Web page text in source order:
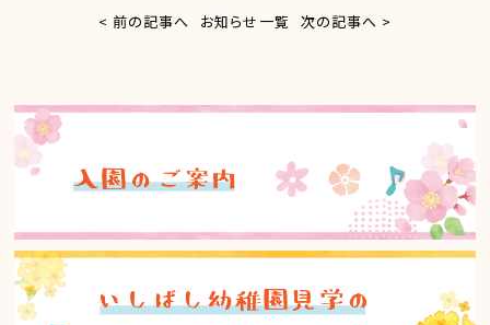
< 前の記事へ お知らせ一覧 次の記事へ >